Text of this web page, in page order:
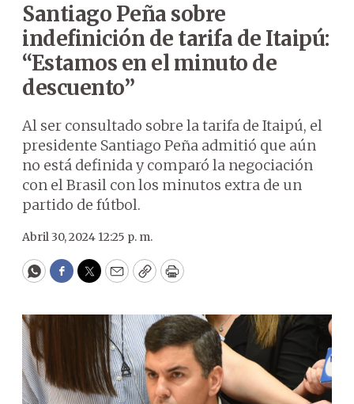
Santiago Peña sobre
indefinición de tarifa de Itaipú:
“Estamos en el minuto de
descuento”
Al ser consultado sobre la tarifa de Itaipú, el
presidente Santiago Peña admitió que aún
no está definida y comparó la negociación
con el Brasil con los minutos extra de un
partido de fútbol.
Abril 30, 2024 12:25 p. m.
WhatsApp
Facebook
Twitter
EmailCopyPrint